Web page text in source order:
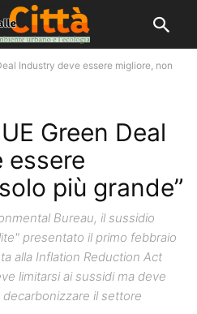
Industry deve essere migliore, non
Green Deal
essere
più grande”
Bureau, il sussidio
presentato il primo febbraio
alla Inflation Reduction Act
limitarsi ai sussidi ma deve
il settore